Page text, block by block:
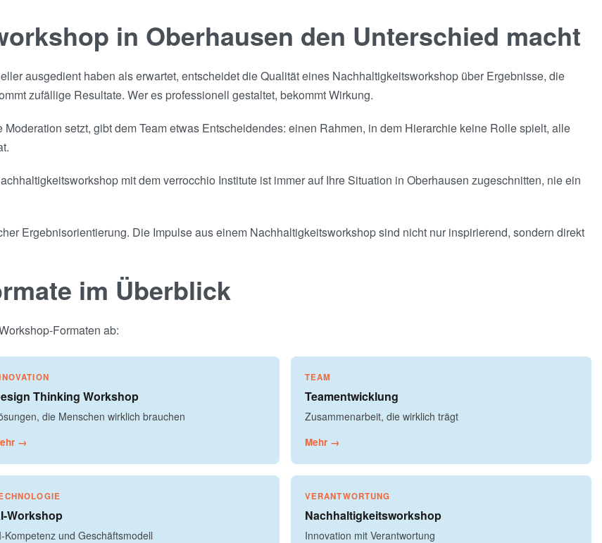
in Oberhausen den Unterschied macht
ausgedient haben als erwartet, entscheidet die Qualität eines Nachhaltigkeitsworkshop über Ergebnisse, die
zufällige Resultate. Wer es professionell gestaltet, bekommt Wirkung.
setzt, gibt dem Team etwas Entscheidendes: einen Rahmen, in dem Hierarchie keine Rolle spielt, alle
mit dem verrocchio Institute ist immer auf Ihre Situation in Oberhausen zugeschnitten, nie ein
Ergebnisorientierung. Die Impulse aus einem Nachhaltigkeitsworkshop sind nicht nur inspirierend, sondern direkt
im Überblick
Formaten ab:
Thinking Workshop
die Menschen wirklich brauchen
→
TEAM
Teamentwicklung
Zusammenarbeit, die wirklich trägt
Mehr →
Workshop
Kompetenz und Geschäftsmodell
VERANTWORTUNG
Nachhaltigkeitsworkshop
Innovation mit Verantwortung